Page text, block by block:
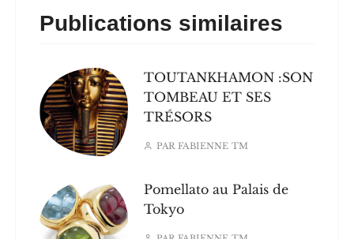
Publications similaires
TOUTANKHAMON :SON
TOMBEAU ET SES
TRÉSORS
PARFABIENNE TM
Pomellato au Palais de
Tokyo